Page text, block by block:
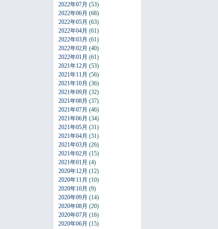
2022年07月 (53)
2022年06月 (68)
2022年05月 (63)
2022年04月 (61)
2022年03月 (61)
2022年02月 (40)
2022年01月 (61)
2021年12月 (53)
2021年11月 (56)
2021年10月 (36)
2021年09月 (32)
2021年08月 (37)
2021年07月 (46)
2021年06月 (34)
2021年05月 (31)
2021年04月 (31)
2021年03月 (26)
2021年02月 (15)
2021年01月 (4)
2020年12月 (12)
2020年11月 (10)
2020年10月 (9)
2020年09月 (14)
2020年08月 (20)
2020年07月 (16)
2020年06月 (15)